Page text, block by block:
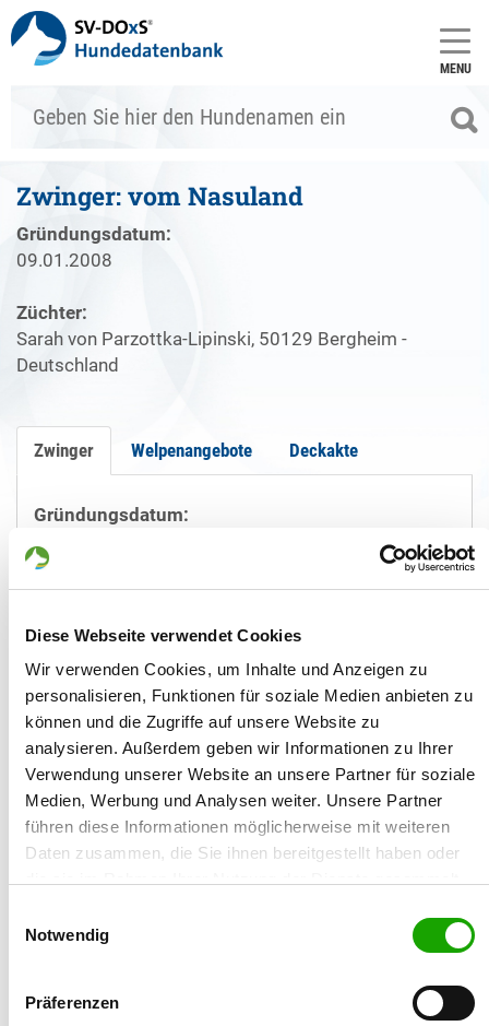
Diese Webseite verwendet Cookies
Wir verwenden Cookies, um Inhalte und Anzeigen zu
personalisieren, Funktionen für soziale Medien anbieten zu
können und die Zugriffe auf unsere Website zu
analysieren. Außerdem geben wir Informationen zu Ihrer
Verwendung unserer Website an unsere Partner für soziale
Medien, Werbung und Analysen weiter. Unsere Partner
führen diese Informationen möglicherweise mit weiteren
Daten zusammen, die Sie ihnen bereitgestellt haben oder
Sie unsere Webseite weiterhin nutzen.
Notwendig
Präferenzen
MENU
Zwinger: vom Nasuland
Gründungsdatum:
09.01.2008
Züchter:
Sarah von Parzottka-Lipinski, 50129 Bergheim -
Deutschland
Zwinger Welpenangebote Deckakte
Gründungsdatum:
09.01.2008
Züchtername:
Straße/Nr.:
Oberaußemer Str. 45
Plz/Ort:
50129 Bergheim
Land:
Deutschland
0157/72526332
0157/72526332